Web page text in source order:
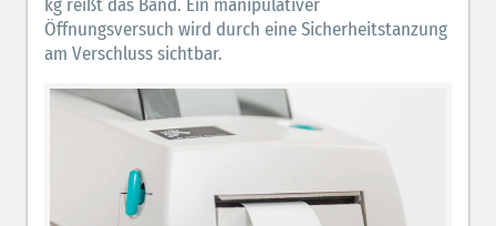
Öffnungsversuch wird durch eine Sicherheitstanzung
am Verschluss sichtbar.